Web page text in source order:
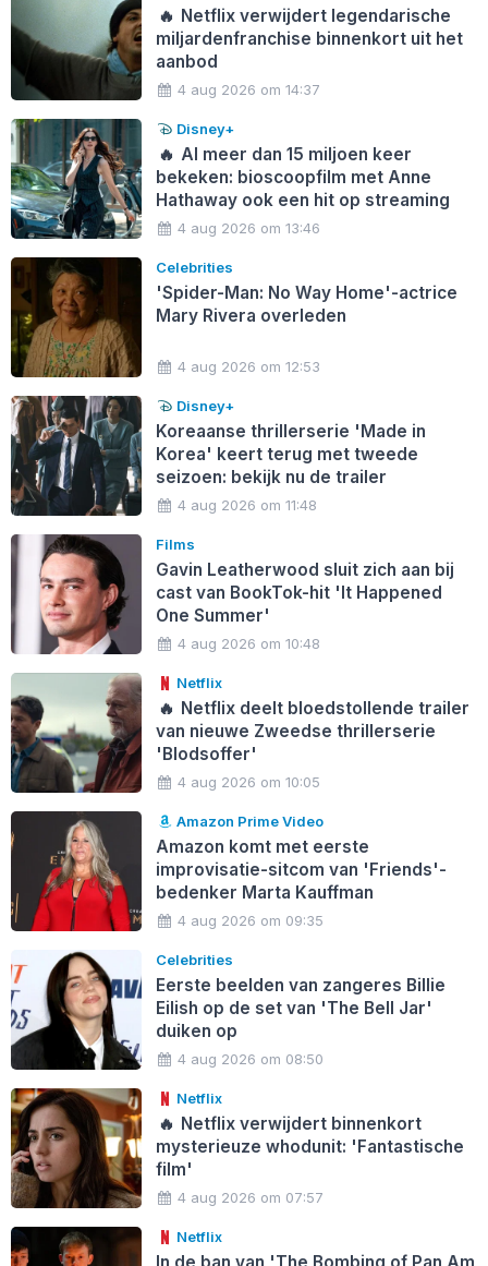
🔥 Netflix verwijdert legendarische
miljardenfranchise binnenkort uit het
aanbod
4 aug 2026 om 14:37
Disney+
🔥 Al meer dan 15 miljoen keer
bekeken: bioscoopfilm met Anne
Hathaway ook een hit op streaming
4 aug 2026 om 13:46
Celebrities
'Spider-Man: No Way Home'-actrice
Mary Rivera overleden
4 aug 2026 om 12:53
Disney+
Koreaanse thrillerserie 'Made in
Korea' keert terug met tweede
seizoen: bekijk nu de trailer
4 aug 2026 om 11:48
Films
Gavin Leatherwood sluit zich aan bij
cast van BookTok-hit 'It Happened
One Summer'
4 aug 2026 om 10:48
Netflix
🔥 Netflix deelt bloedstollende trailer
van nieuwe Zweedse thrillerserie
'Blodsoffer'
4 aug 2026 om 10:05
Amazon Prime Video
Amazon komt met eerste
improvisatie-sitcom van 'Friends'-
bedenker Marta Kauffman
4 aug 2026 om 09:35
Celebrities
Eerste beelden van zangeres Billie
Eilish op de set van 'The Bell Jar'
duiken op
4 aug 2026 om 08:50
Netflix
🔥 Netflix verwijdert binnenkort
mysterieuze whodunit: 'Fantastische
film'
4 aug 2026 om 07:57
Netflix